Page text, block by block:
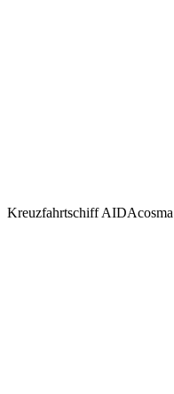
Kreuzfahrtschiff